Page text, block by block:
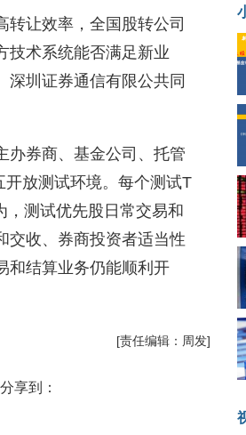
转让效率，全国股转公司
技术系统能否满足新业
深圳证券通信有限公共同
办券商、基金公司、托管
放测试环境。每个测试T
，测试优先股日常交易和
交收、券商投资者适当性
和结算业务仍能顺利开
[责任编辑：周发]
分享到：